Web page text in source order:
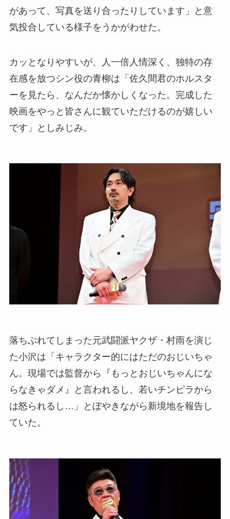
があって、写真を送り合ったりしています」と意
気投合している様子をうかがわせた。
カッとなりやすいが、人一倍人情深く、独特の存
在感を放つシン役の青柳は「佐久間君のホルスタ
ーを見たら、なんだか懐かしくなった。完成した
映画をやっと皆さんに観ていただけるのが嬉しい
です」としみじみ。
落ちぶれてしまった元武闘派ヤクザ・村雨を演じ
た小沢は「キャラクター的にはただのおじいちゃ
ん。現場では監督から『もっとおじいちゃんにな
らなきゃダメ』と言われるし、若いチンピラから
は怒られるし…」とぼやきながら新境地を報告し
ていた。